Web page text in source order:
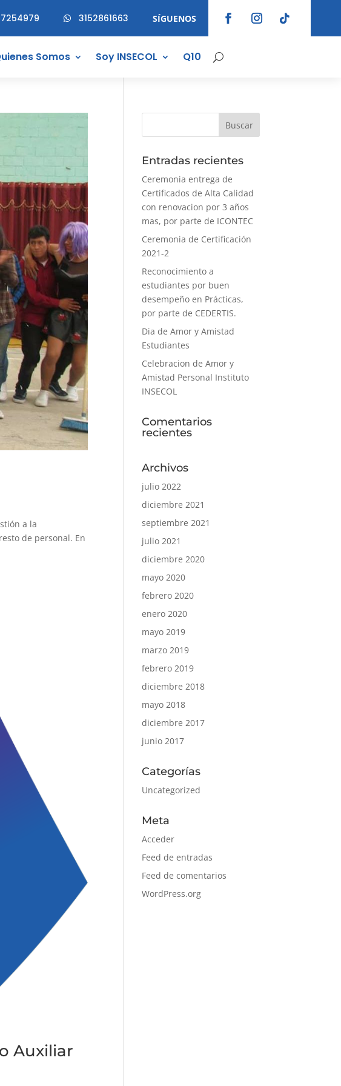
 3152861663 SÍGUENOS
Somos Soy INSECOL Q10
a la
de personal. En
Auxiliar
Entradas recientes
Ceremonia entrega de
Certificados de Alta Calidad
con renovacion por 3 años
mas, por parte de ICONTEC
Ceremonia de Certificación
2021-2
Reconocimiento a
estudiantes por buen
desempeño en Prácticas,
por parte de CEDERTIS.
Dia de Amor y Amistad
Estudiantes
Celebracion de Amor y
Amistad Personal Instituto
INSECOL
Comentarios
recientes
Archivos
julio 2022
diciembre 2021
septiembre 2021
julio 2021
diciembre 2020
mayo 2020
febrero 2020
enero 2020
mayo 2019
marzo 2019
febrero 2019
diciembre 2018
mayo 2018
diciembre 2017
junio 2017
Categorías
Uncategorized
Meta
Acceder
Feed de entradas
Feed de comentarios
WordPress.org